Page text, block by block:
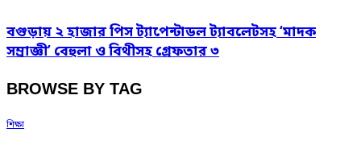
বগুড়ায় ২ হাজার পিস ট্যাপেন্টাডল ট্যাবলেটসহ ‘মাদক
সম্রাজ্ঞী’ বেহুলা ও বিথীসহ গ্রেফতার ৩
BROWSE BY TAG
শিক্ষা